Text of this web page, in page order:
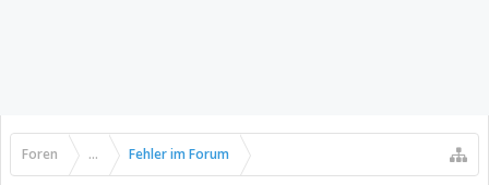
Foren ... Fehler im Forum